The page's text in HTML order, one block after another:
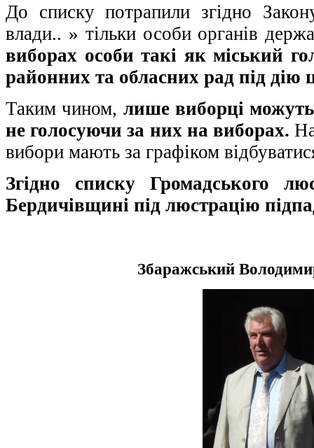
До списку потрапили згідно
влади.. » тільки особи органів
виборах особи такі як міський
районних та обласних рад під дію
Таким чином, лише виборці
не голосуючи за них на виборах.
вибори мають за графіком
Згідно списку Громадського
Бердичівщині під люстрацію
Збаражський